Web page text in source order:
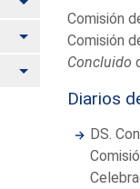
Alternar
Alternar
Comisión
Comisión
Concluido
Diarios
DS.